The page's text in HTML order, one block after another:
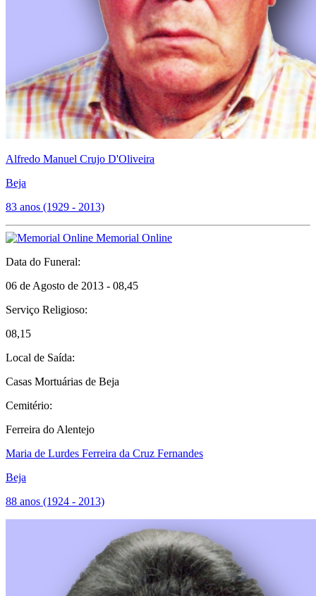
Alfredo Manuel Crujo D'Oliveira
Beja
83 anos (1929 - 2013)
Memorial Online
Data do Funeral:
06 de Agosto de 2013 - 08,45
Serviço Religioso:
08,15
Local de Saída:
Casas Mortuárias de Beja
Cemitério:
Ferreira do Alentejo
Maria de Lurdes Ferreira da Cruz Fernandes
Beja
88 anos (1924 - 2013)